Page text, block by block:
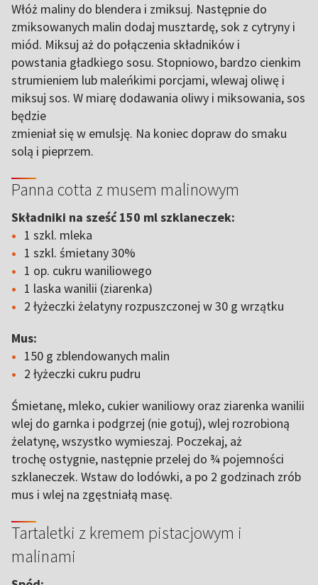
Włóż maliny do blendera i zmiksuj. Następnie do
zmiksowanych malin dodaj musztardę, sok z cytryny i
miód. Miksuj aż do połączenia składników i
powstania gładkiego sosu. Stopniowo, bardzo cienkim
strumieniem lub maleńkimi porcjami, wlewaj oliwę i
miksuj sos. W miarę dodawania oliwy i miksowania, sos
będzie
zmieniał się w emulsję. Na koniec dopraw do smaku
solą i pieprzem.
Panna cotta z musem malinowym
Składniki na sześć 150 ml szklaneczek:
1 szkl. mleka
1 szkl. śmietany 30%
1 op. cukru waniliowego
1 laska wanilii (ziarenka)
2 łyżeczki żelatyny rozpuszczonej w 30 g wrzątku
Mus:
150 g zblendowanych malin
2 łyżeczki cukru pudru
Śmietanę, mleko, cukier waniliowy oraz ziarenka wanilii
wlej do garnka i podgrzej (nie gotuj), wlej rozrobioną
żelatynę, wszystko wymieszaj. Poczekaj, aż
trochę ostygnie, następnie przelej do ¾ pojemności
szklaneczek. Wstaw do lodówki, a po 2 godzinach zrób
mus i wlej na zgęstniałą masę.
Tartaletki z kremem pistacjowym i
malinami